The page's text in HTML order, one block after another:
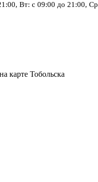
Вт: с 09:00 до 21:00,
карте Тобольска